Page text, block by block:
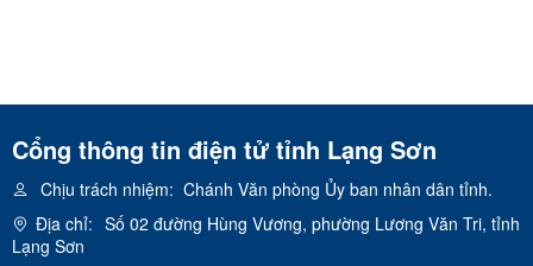
Cổng thông tin điện tử tỉnh Lạng Sơn
Chịu trách nhiệm: Chánh Văn phòng Ủy ban nhân dân tỉnh.
Địa chỉ: Số 02 đường Hùng Vương, phường Lương Văn Tri, tỉnh
Lạng Sơn